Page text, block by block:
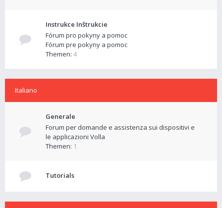
Instrukce Inštrukcie
Fórum pro pokyny a pomoc
Fórum pre pokyny a pomoc
Themen: 4
Italiano
Generale
Forum per domande e assistenza sui dispositivi e
le applicazioni Volla
Themen: 1
Tutorials